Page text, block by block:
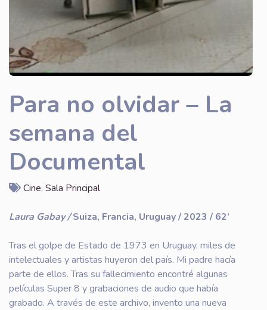
Para no olvidar – La
semana del
Documental
Cine, Sala Principal
Laura Gabay /Suiza, Francia, Uruguay / 2023 / 62’
Tras el golpe de Estado de 1973 en Uruguay, miles de
intelectuales y artistas huyeron del país. Mi padre hacía
parte de ellos. Tras su fallecimiento encontré algunas
películas Super 8 y grabaciones de audio que había
grabado. A través de este archivo, invento una nueva